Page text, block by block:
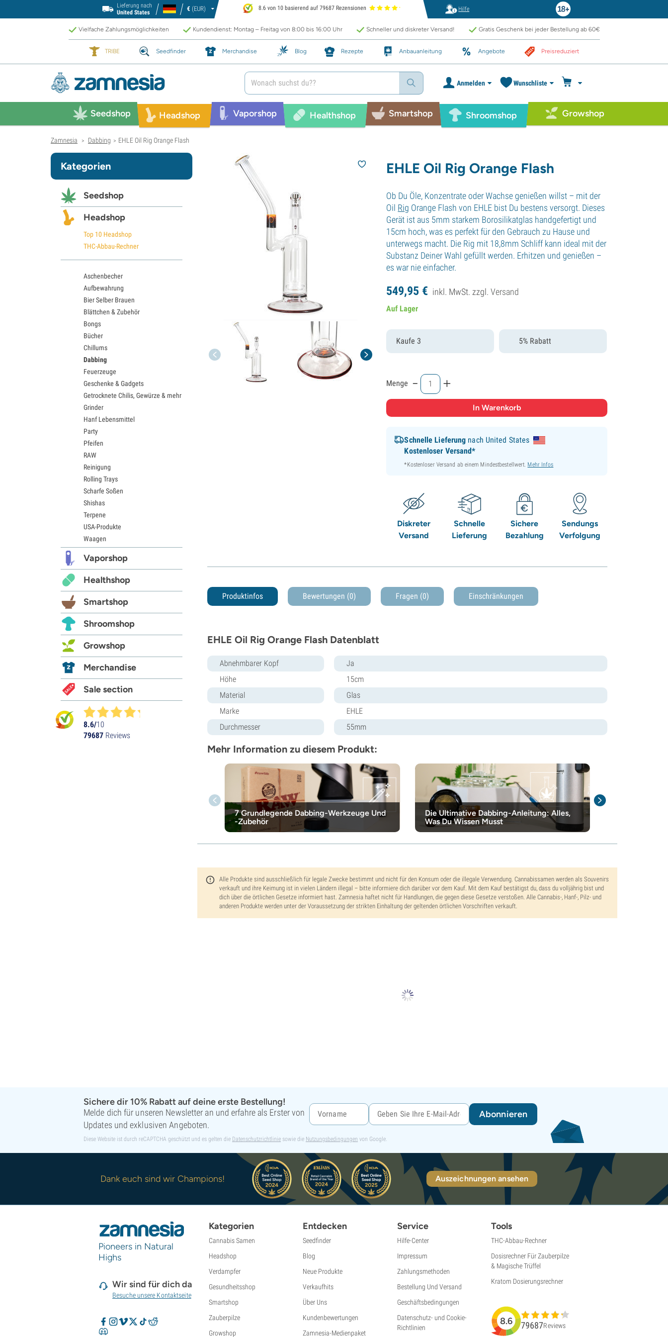
Lieferung nach
United States
€ (EUR) 8.6 von 10 basierend auf 79687 Rezensionen Hilfe
Vielfache Zahlungsmöglichkeiten Kundendienst: Montag – Freitag von 8:00 bis 16:00 Uhr Schneller und diskreter Versand! Gratis Geschenk bei jeder Bestellung ab 60€
TRIBE Seedfinder Merchandise Blog Rezepte Anbauanleitung Angebote Preisreduziert
Anmelden Wunschliste
Seedshop Headshop Vaporshop Healthshop Smartshop Shroomshop Growshop
Zamnesia > Dabbing > EHLE Oil Rig Orange Flash
EHLE Oil Rig Orange Flash
Ob Du Öle, Konzentrate oder Wachse genießen willst – mit der
Oil Rig Orange Flash von EHLE bist Du bestens versorgt. Dieses
Gerät ist aus 5mm starkem Borosilikatglas handgefertigt und
15cm hoch, was es perfekt für den Gebrauch zu Hause und
unterwegs macht. Die Rig mit 18,8mm Schliff kann ideal mit der
Substanz Deiner Wahl gefüllt werden. Erhitzen und genießen –
es war nie einfacher.
549,95 € inkl. MwSt. zzgl.Versand
Auf Lager
Kaufe 3 5% Rabatt
Menge - +
Schnelle Lieferung nach United States
Kostenloser Versand*
*Kostenloser Versand ab einem Mindestbestellwert. Mehr Infos
Diskreter
Versand
Schnelle
Lieferung
Sichere
Bezahlung
Sendungs
Verfolgung
Produktinfos Bewertungen (0) Fragen (0) Einschränkungen
EHLE Oil Rig Orange Flash Datenblatt
Abnehmbarer Kopf
Ja
Höhe
15cm
Material
Glas
Marke
EHLE
Durchmesser
55mm
Mehr Information zu diesem Produkt:
7 Grundlegende Dabbing-Werkzeuge Und
-Zubehör
Die Ultimative Dabbing-Anleitung: Alles,
Was Du Wissen Musst
Alle Produkte sind ausschließlich für legale Zwecke bestimmt und nicht für den Konsum oder die illegale Verwendung. Cannabissamen werden als Souvenirs
verkauft und ihre Keimung ist in vielen Ländern illegal – bitte informiere dich darüber vor dem Kauf. Mit dem Kauf bestätigst du, dass du volljährig bist und
dich über die örtlichen Gesetze informiert hast. Zamnesia haftet nicht für Handlungen, die gegen diese Gesetze verstoßen. Alle Cannabis-, Hanf-, Pilz- und
anderen Produkte werden unter der Voraussetzung der strikten Einhaltung der geltenden örtlichen Vorschriften verkauft.
Kategorien
Seedshop
Headshop
Top 10 Headshop
THC-Abbau-Rechner
Aschenbecher
Aufbewahrung
Bier Selber Brauen
Blättchen & Zubehör
Bongs
Bücher
Chillums
Dabbing
Feuerzeuge
Geschenke & Gadgets
Getrocknete Chilis, Gewürze & mehr
Grinder
Hanf Lebensmittel
Party
Pfeifen
RAW
Reinigung
Rolling Trays
Scharfe Soßen
Shishas
Terpene
USA-Produkte
Waagen
Vaporshop
Healthshop
Smartshop
Shroomshop
Growshop
Merchandise
Sale section
8.6/10
79687 Reviews
Sichere dir 10% Rabatt auf deine erste Bestellung!
Melde dich für unseren Newsletter an und erfahre als Erster von
Updates und exklusiven Angeboten.
Abonnieren
Diese Website ist durch reCAPTCHA geschützt und es gelten die Datenschutzrichtlinie sowie die Nutzungsbedingungen von Google.
Dank euch sind wir Champions! Auszeichnungen ansehen
Pioneers in Natural
Highs
Wir sind für dich da
Besuche unsere Kontaktseite
Kategorien
Cannabis Samen
Headshop
Verdampfer
Gesundheitsshop
Smartshop
Zauberpilze
Growshop
Entdecken
Seedfinder
Blog
Neue Produkte
Verkaufhits
Über Uns
Kundenbewertungen
Zamnesia-Medienpaket
Service
Hilfe-Center
Impressum
Zahlungsmethoden
Bestellung Und Versand
Geschäftsbedingungen
Datenschutz- und Cookie-
Richtlinien
Tools
THC-Abbau-Rechner
Dosisrechner Für Zauberpilze
& Magische Trüffel
Kratom Dosierungsrechner
8.6 79687Reviews